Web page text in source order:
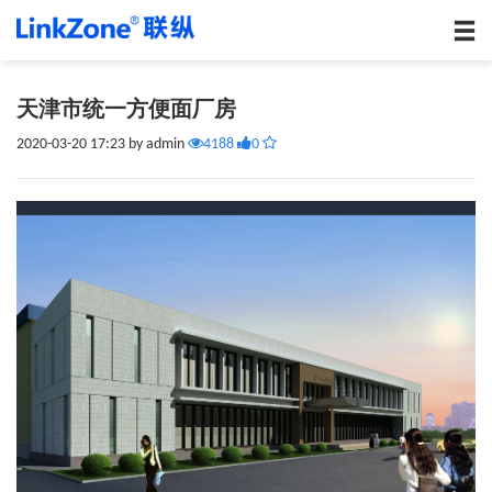
天津市统一方便面厂房
2020-03-20 17:23 by admin 4188 0